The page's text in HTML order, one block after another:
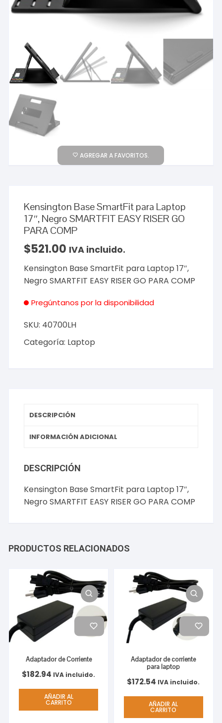
AGREGAR A FAVORITOS.
Kensington Base SmartFit para Laptop
17″, Negro SMARTFIT EASY RISER GO
PARA COMP
$521.00 IVA incluido.
Kensington Base SmartFit para Laptop 17″,
Negro SMARTFIT EASY RISER GO PARA COMP
Pregúntanos por la disponibilidad
SKU: 40700LH
Categoría: Laptop
DESCRIPCIÓN
INFORMACIÓN ADICIONAL
DESCRIPCIÓN
Kensington Base SmartFit para Laptop 17″,
Negro SMARTFIT EASY RISER GO PARA COMP
PRODUCTOS RELACIONADOS
Adaptador de Corriente
$182.94 IVA incluido.
AÑADIR AL
CARRITO
Adaptador de corriente
para laptop
$172.54 IVA incluido.
AÑADIR AL
CARRITO